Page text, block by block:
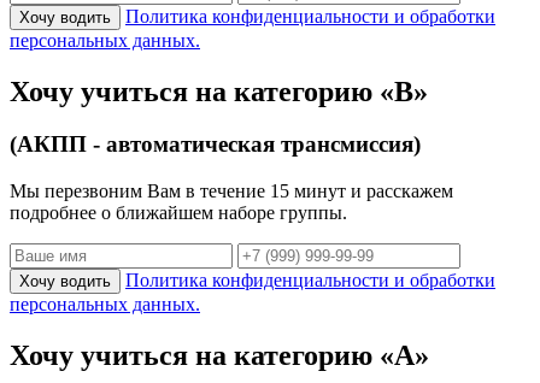
Хочу водить
Политика конфиденциальности и обработки
персональных данных.
Хочу учиться на категорию «B»
(АКПП - автоматическая трансмиссия)
Мы перезвоним Вам в течение 15 минут и расскажем
подробнее о ближайшем наборе группы.
Хочу водить
Политика конфиденциальности и обработки
персональных данных.
Хочу учиться на категорию «A»